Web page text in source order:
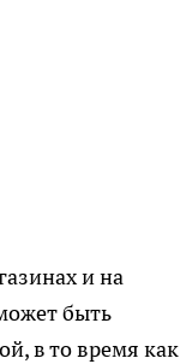
и на
быть
в то время как